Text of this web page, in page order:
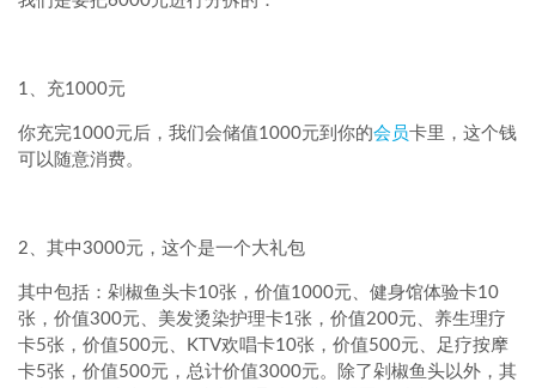
1、充1000元
你充完1000元后，我们会储值1000元到你的会员卡里，这个钱
可以随意消费。
2、其中3000元，这个是一个大礼包
其中包括：剁椒鱼头卡10张，价值1000元、健身馆体验卡10
张，价值300元、美发烫染护理卡1张，价值200元、养生理疗
卡5张，价值500元、KTV欢唱卡10张，价值500元、足疗按摩
卡5张，价值500元，总计价值3000元。除了剁椒鱼头以外，其